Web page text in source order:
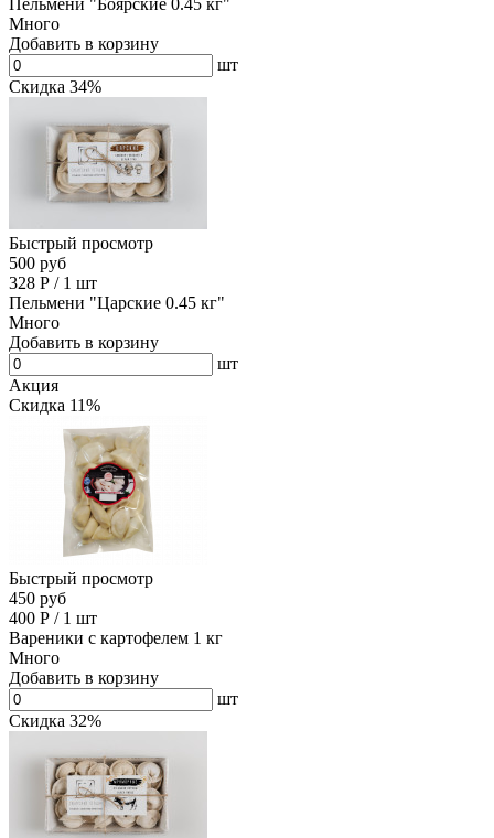
Много
Добавить в корзину
шт
Скидка 34%
Быстрый просмотр
500 руб
328 Р / 1 шт
Пельмени "Царские 0.45 кг"
Много
Добавить в корзину
шт
Акция
Скидка 11%
Быстрый просмотр
450 руб
400 Р / 1 шт
Вареники с картофелем 1 кг
Много
Добавить в корзину
шт
Скидка 32%